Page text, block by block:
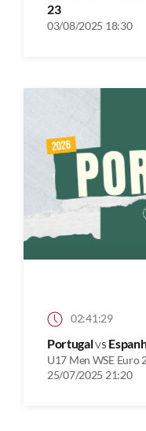
23
03/08/2025 18:30
02:41:29
Portugalvs
U17 Men WSE Euro
25/07/2025 21:20